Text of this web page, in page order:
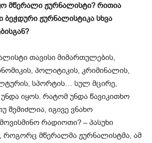
მწერალი ჟურნალისტი? რითია
ბეჭდური ჟურნალისტიკა სხვა
თავისი მიმართულების,
პოლიტიკის, კრიმინალის,
სპორტის… სულ მცირე,
იყოს. რატომ უნდა წავიკითხო
შემიძლია, იგივე ვნახო
რადიოთი? – პასუხი
როგორც მწერალმა ჟურნალისტმა, ამ